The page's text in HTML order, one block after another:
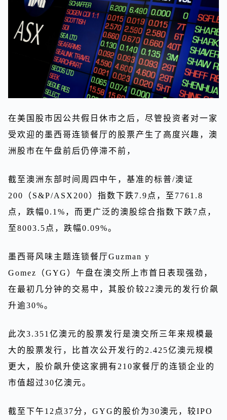
在美国股市因公共假日休市之后，尽管投资者对一家
受欢迎的墨西哥连锁餐厅的股票产生了高度兴趣，澳
洲股市在午盘前后仍停滞不前，
截至澳洲东部时间周四中午，基准的标普/澳证
200（S&P/ASX200）指数下跌7.9点，至7761.8
点，跌幅0.1%，而更广泛的澳股综合指数下跌7点，
至8003.5点，跌幅0.09%。
墨西哥风味主题连锁餐厅Guzman y
Gomez（GYG）午盘在澳交所上市首日表现强劲，
在最初几分钟的交易中，其股价较22澳元的发行价飙
升逾30%。
此次3.351亿澳元的股票发行是澳交所三年来规模最
大的股票发行，比首次公开发行的2.425亿澳元规模
更大，股价飙升使这家拥有210家餐厅的连锁企业的
市值超过30亿澳元。
截至下午12点37分，GYG的股价为30澳元，较IPO